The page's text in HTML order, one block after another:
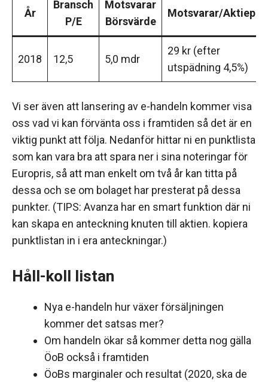
År
Bransch
P/E
Motsvarar
Börsvärde
Motsvarar/Aktiepris
2018 12,5 5,0 mdr
29 kr (efter
utspädning 4,5%)
Vi ser även att lansering av e-handeln kommer visa
oss vad vi kan förvänta oss i framtiden så det är en
viktig punkt att följa. Nedanför hittar ni en punktlista
som kan vara bra att spara ner i sina noteringar för
Europris, så att man enkelt om två år kan titta på
dessa och se om bolaget har presterat på dessa
punkter. (TIPS: Avanza har en smart funktion där ni
kan skapa en anteckning knuten till aktien. kopiera
punktlistan in i era anteckningar.)
Håll-koll listan
Nya e-handeln hur växer försäljningen
kommer det satsas mer?
Om handeln ökar så kommer detta nog gälla
ÖoB också i framtiden
ÖoBs marginaler och resultat (2020, ska de